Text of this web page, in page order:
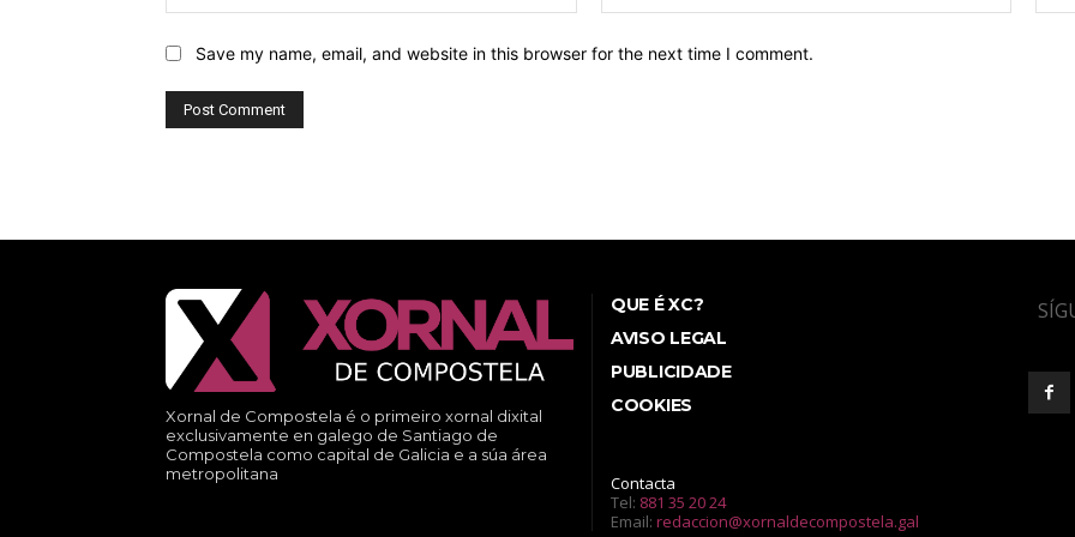
Save my name, email, and website in this browser for the next time I comment.
Xornal de Compostela é o primeiro xornal dixital
exclusivamente en galego de Santiago de
Compostela como capital de Galicia e a súa área
metropolitana
QUE É XC?
AVISO LEGAL
PUBLICIDADE
COOKIES
Contacta
Tel: 881 35 20 24
Email: redaccion@xornaldecompostela.gal